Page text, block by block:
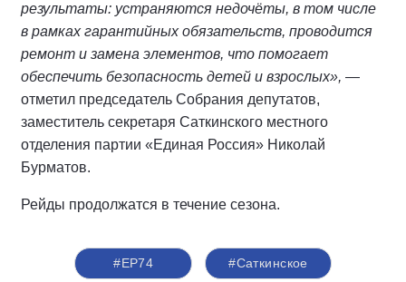
результаты: устраняются недочёты, в том числе
в рамках гарантийных обязательств, проводится
ремонт и замена элементов, что помогает
обеспечить безопасность детей и взрослых», —
отметил председатель Собрания депутатов,
заместитель секретаря Саткинского местного
отделения партии «Единая Россия» Николай
Бурматов.
Рейды продолжатся в течение сезона.
#ЕР74 #Саткинское